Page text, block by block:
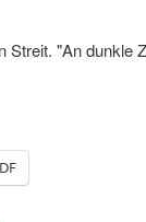
Streit. "An dunkle